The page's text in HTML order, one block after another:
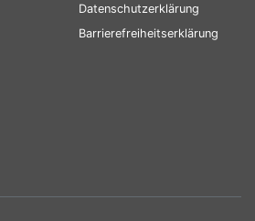
Datenschutzerklärung
Barrierefreiheitserklärung